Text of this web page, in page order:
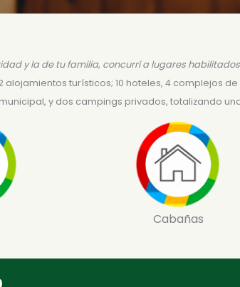
y la de tu familia, concurrí a lugares
alojamientos turísticos; 10 hoteles, 4 complejos
y dos campings privados, totalizando
Cabañas